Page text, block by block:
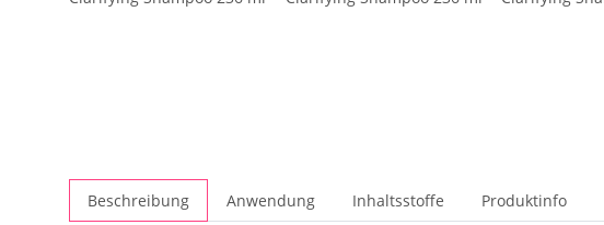
Beschreibung Anwendung Inhaltsstoffe Produktinfo